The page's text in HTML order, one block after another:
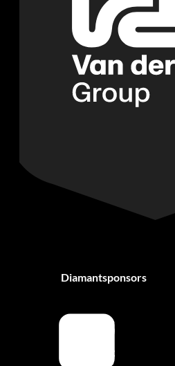
Diamantsponsors